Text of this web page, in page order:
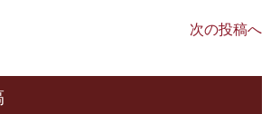
次の投稿へ